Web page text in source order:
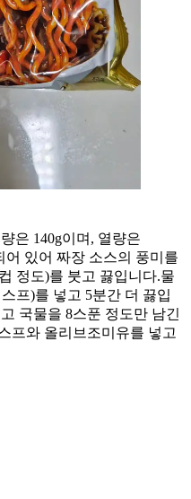
은 140g이며, 열량은
어 있어 짜장 소스의 풍미를
정도)를 붓고 끓입니다.물
프)를 넣고 5분간 더 끓입
국물을 8스푼 정도만 남긴
프와 올리브조미유를 넣고